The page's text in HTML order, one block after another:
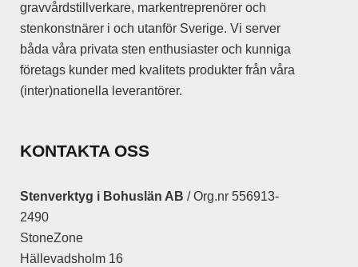
gravvårdstillverkare, markentreprenörer och
stenkonstnärer i och utanför Sverige. Vi server
båda våra privata sten enthusiaster och kunniga
företags kunder med kvalitets produkter från våra
(inter)nationella leverantörer.
KONTAKTA OSS
Stenverktyg i Bohuslän AB / Org.nr 556913-
2490
StoneZone
Hällevadsholm 16